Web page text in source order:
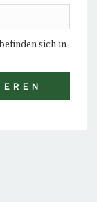
sich in